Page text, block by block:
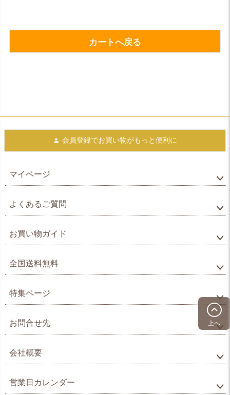
カートへ戻る
上へ
会員登録でお買い物がもっと便利に
マイページ
よくあるご質問
お買い物ガイド
全国送料無料
特集ページ
お問合せ先
会社概要
営業日カレンダー